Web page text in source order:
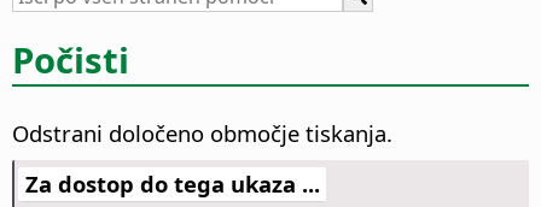
Počisti
Odstrani določeno območje tiskanja.
Za dostop do tega ukaza ...